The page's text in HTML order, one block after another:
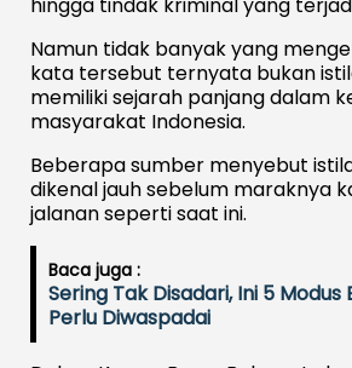
Namun tidak banyak yang
kata tersebut ternyata bukan
memiliki sejarah panjang dalam
masyarakat Indonesia.
Beberapa sumber menyebut
dikenal jauh sebelum maraknya
jalanan seperti saat ini.
Baca juga :
Sering Tak Disadari, Ini 5 Modus
Perlu Diwaspadai